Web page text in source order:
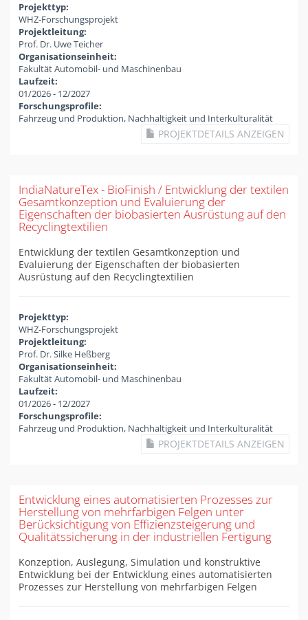
Projekttyp:
WHZ-Forschungsprojekt
Projektleitung:
Prof. Dr. Uwe Teicher
Organisationseinheit:
Fakultät Automobil- und Maschinenbau
Laufzeit:
01/2026- 12/2027
Forschungsprofile:
Fahrzeug und Produktion, Nachhaltigkeit und Interkulturalität
PROJEKTDETAILS ANZEIGEN
IndiaNatureTex - BioFinish / Entwicklung der textilen
Gesamtkonzeption und Evaluierung der
Eigenschaften der biobasierten Ausrüstung auf den
Recyclingtextilien
Entwicklung der textilen Gesamtkonzeption und
Evaluierung der Eigenschaften der biobasierten
Ausrüstung auf den Recyclingtextilien
Projekttyp:
WHZ-Forschungsprojekt
Projektleitung:
Prof. Dr. Silke Heßberg
Organisationseinheit:
Fakultät Automobil- und Maschinenbau
Laufzeit:
01/2026- 12/2027
Forschungsprofile:
Fahrzeug und Produktion, Nachhaltigkeit und Interkulturalität
PROJEKTDETAILS ANZEIGEN
Entwicklung eines automatisierten Prozesses zur
Herstellung von mehrfarbigen Felgen unter
Berücksichtigung von Effizienzsteigerung und
Qualitätssicherung in der industriellen Fertigung
Konzeption, Auslegung, Simulation und konstruktive
Entwicklung bei der Entwicklung eines automatisierten
Prozesses zur Herstellung von mehrfarbigen Felgen